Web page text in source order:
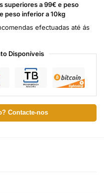
superiores a 99€ e peso
peso inferior a 10kg
efectuadas até ás
Disponíveis
Contacte-nos